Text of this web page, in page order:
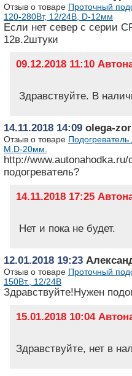
Отзыв о товаре Проточный
120-280Вт, 12/24В, D-12мм
Если нет север с серии
12в.2штуки
09.12.2018 11:10
Здравствуйте. В
14.11.2018 14:09 olega-
Отзыв о товаре
М.D-20мм.
http://
подогреватель?
14.11.2018 17:25
Нет и пока не будет.
12.01.2018 19:23
Отзыв о товаре Проточный
150Вт., 12/24В
Здравствуйте!Нужен
15.01.2018 10:04
Здравствуйте, нет в